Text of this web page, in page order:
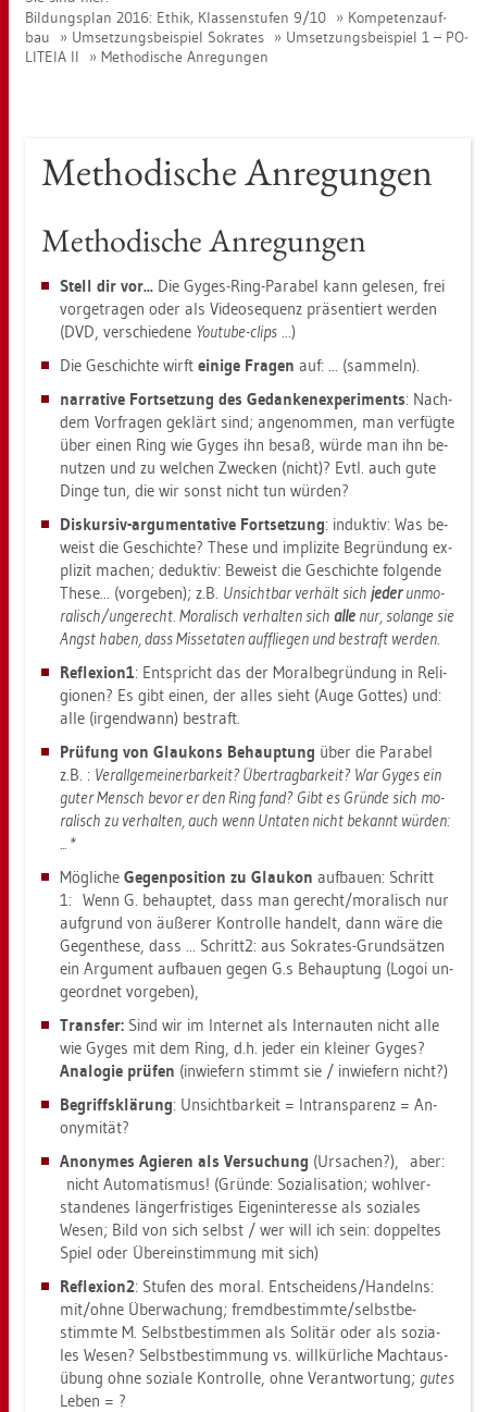
Bil­dungs­plan 2016: Ethik, Klas­sen­stu­fen 9/10
Kom­pe­tenz­auf­
bau
Um­set­zungs­bei­spiel So­kra­tes
Um­set­zungs­bei­spiel 1 – PO­
LI­TEIA II
Me­tho­di­sche An­re­gun­gen
Me­tho­di­sche An­re­gun­gen
Me­tho­di­sche An­re­gun­gen
Stell dir vor... Die Gyges-Ring-Pa­ra­bel kann ge­le­sen, frei
vor­ge­tra­gen oder als Vi­deo­se­quenz prä­sen­tiert wer­den
(DVD, ver­schie­de­ne Youtube-clips ...)
Die Ge­schich­te wirft ei­ni­ge Fra­gen auf: ... (sam­meln).
nar­ra­ti­ve Fort­set­zung des Ge­dan­ken­ex­pe­ri­ments: Nach­
dem Vor­fra­gen ge­klärt sind; an­ge­nom­men, man ver­füg­te
über einen Ring wie Gyges ihn besaß, würde man ihn be­
nut­zen und zu wel­chen Zwe­cken (nicht)? Evtl. auch gute
Dinge tun, die wir sonst nicht tun wür­den?
Dis­kur­siv-ar­gu­men­ta­ti­ve Fort­set­zung: in­duk­tiv: Was be­
weist die Ge­schich­te? These und im­pli­zi­te Be­grün­dung ex­
pli­zit ma­chen; de­duk­tiv: Be­weist die Ge­schich­te fol­gen­de
These... (vor­ge­ben); z.B. Un­sicht­bar ver­hält sich jederun­mo­
ra­lisch/un­ge­recht. Mo­ra­lisch ver­hal­ten sich alle nur, so­lan­ge sie
Angst haben, dass Mis­se­ta­ten auf­flie­gen und be­straft wer­den.
Re­fle­xi­on1: Ent­spricht das der Mo­ral­be­grün­dung in Re­li­
gio­nen? Es gibt einen, der alles sieht (Auge Got­tes) und:
alle (ir­gend­wann) be­straft.
Prü­fung von Glau­kons Be­haup­tung über die Pa­ra­bel
z.B. : Ver­all­ge­mei­ner­bar­keit? Über­trag­bar­keit? War Gyges ein
guter Mensch bevor er den Ring fand? Gibt es Grün­de sich mo­
ra­lisch zu ver­hal­ten, auch wenn Un­ta­ten nicht be­kannt wür­den:
... *
Mög­li­che Ge­gen­po­si­ti­on zu Glau­kon auf­bau­en: Schritt
1: Wenn G. be­haup­tet, dass man ge­recht/mo­ra­lisch nur
auf­grund von äu­ße­rer Kon­trol­le han­delt, dann wäre die
Ge­gen­the­se, dass ... Schrit­t2: aus So­kra­tes-Grund­sät­zen
ein Ar­gu­ment auf­bau­en gegen G.s Be­haup­tung (Logoi un­
ge­ord­net vor­ge­ben),
Trans­fer: Sind wir im In­ter­net als In­ternau­ten nicht alle
wie Gyges mit dem Ring, d.h. jeder ein klei­ner Gyges?
Ana­lo­gie prü­fen (in­wie­fern stimmt sie / in­wie­fern nicht?)
Be­griffs­klä­rung: Un­sicht­bar­keit = In­trans­pa­renz = An­
ony­mi­tät?
An­ony­mes Agie­ren als Ver­su­chung (Ur­sa­chen?), aber:
nicht Au­to­ma­tis­mus! (Grün­de: So­zia­li­sa­ti­on; wohl­ver­
stan­de­nes län­ger­fris­ti­ges Ei­gen­in­ter­es­se als so­zia­les
Wesen; Bild von sich selbst / wer will ich sein: dop­pel­tes
Spiel oder Über­ein­stim­mung mit sich)
Re­fle­xi­on2: Stu­fen des moral. Ent­schei­dens/Han­delns:
mit/ohne Über­wa­chung; fremd­be­stimm­te/selbst­be­
stimm­te M. Selbst­be­stim­men als So­li­tär oder als so­zia­
les Wesen? Selbst­be­stim­mung vs. will­kür­li­che Macht­aus­
übung ohne so­zia­le Kon­trol­le, ohne Ver­ant­wor­tung; gutes
Leben = ?